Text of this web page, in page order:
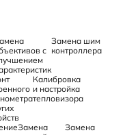
с
Замена шим
контроллера
Калибровка
и настройка
тепловизора
Замена
Замена